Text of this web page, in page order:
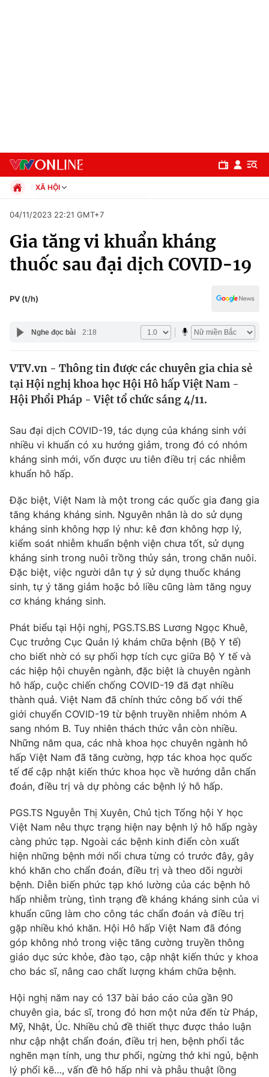
Chuyên mục
Chính trị
Y tế
Tin tức
Thế giới đó đây
Kinh tế
Tài chính
Thị trường
Góc doanh nghiệp
Dữ liệu và đời sống
Truyền hình
Phim VTV
Hậu trường
Nhân vật
Giải sao mai
Giải trí
Điện ảnh
Âm nhạc
Sao
Đời sống
Làm đẹp
Chất lượng cuộc sống
Giáo dục
Tuyển sinh
Học trực tuyến
Công nghệ
Hitech Công nghệ tương lai
Sản phẩm
Thị trường
Tư vấn
Giao lưu trực tuyến
Lịch phát sóng
Chuyên mục khác
Emagazine Podcast
Photo Infographic
Video Shorts video
VTV Money VTV Thể thao
VTV Sức khoẻ Bất động sản
Thị trường 24h Tấm lòng Việt
VTV4 Vươn mình bằng AI
VTV9 VTV8
Liên hệ tòa soạn English
XÃ HỘI
Xã hội
Pháp luật
Kinh tế
Thể thao
Đời sống
Giáo dục
04/11/2023 22:21 GMT+7
Gia tăng vi khuẩn kháng
thuốc sau đại dịch COVID-19
PV (t/h)
Nghe đọc bài 2:18
VTV.vn - Thông tin được các chuyên gia chia sẻ
tại Hội nghị khoa học Hội Hô hấp Việt Nam -
Hội Phổi Pháp - Việt tổ chức sáng 4/11.
Sau đại dịch COVID-19, tác dụng của kháng sinh với
nhiều vi khuẩn có xu hướng giảm, trong đó có nhóm
kháng sinh mới, vốn được ưu tiên điều trị các nhiễm
khuẩn hô hấp.
Đặc biệt, Việt Nam là một trong các quốc gia đang gia
tăng kháng kháng sinh. Nguyên nhân là do sử dụng
kháng sinh không hợp lý như: kê đơn không hợp lý,
kiểm soát nhiễm khuẩn bệnh viện chưa tốt, sử dụng
kháng sinh trong nuôi trồng thủy sản, trong chăn nuôi.
Đặc biệt, việc người dân tự ý sử dụng thuốc kháng
sinh, tự ý tăng giảm hoặc bỏ liều cũng làm tăng nguy
cơ kháng kháng sinh.
Phát biểu tại Hội nghị, PGS.TS.BS Lương Ngọc Khuê,
Cục trưởng Cục Quản lý khám chữa bệnh (Bộ Y tế)
cho biết nhờ có sự phối hợp tích cực giữa Bộ Y tế và
các hiệp hội chuyên ngành, đặc biệt là chuyên ngành
hô hấp, cuộc chiến chống COVID-19 đã đạt nhiều
thành quả. Việt Nam đã chính thức công bố với thế
giới chuyển COVID-19 từ bệnh truyền nhiễm nhóm A
sang nhóm B. Tuy nhiên thách thức vẫn còn nhiều.
Những năm qua, các nhà khoa học chuyên ngành hô
hấp Việt Nam đã tăng cường, hợp tác khoa học quốc
tế để cập nhật kiến thức khoa học về hướng dẫn chẩn
đoán, điều trị và dự phòng các bệnh lý hô hấp.
PGS.TS Nguyễn Thị Xuyên, Chủ tịch Tổng hội Y học
Việt Nam nêu thực trạng hiện nay bệnh lý hô hấp ngày
càng phức tạp. Ngoài các bệnh kinh điển còn xuất
hiện những bệnh mới nổi chưa từng có trước đây, gây
khó khăn cho chẩn đoán, điều trị và theo dõi người
bệnh. Diễn biến phức tạp khó lường của các bệnh hô
hấp nhiễm trùng, tình trạng đề kháng kháng sinh của vi
khuẩn cũng làm cho công tác chẩn đoán và điều trị
gặp nhiều khó khăn. Hội Hô hấp Việt Nam đã đóng
góp không nhỏ trong việc tăng cường truyền thông
giáo dục sức khỏe, đào tạo, cập nhật kiến thức y khoa
cho bác sĩ, nâng cao chất lượng khám chữa bệnh.
Hội nghị năm nay có 137 bài báo cáo của gần 90
chuyên gia, bác sĩ, trong đó hơn một nửa đến từ Pháp,
Mỹ, Nhật, Úc. Nhiều chủ đề thiết thực được thảo luận
như cập nhật chẩn đoán, điều trị hen, bệnh phổi tắc
nghẽn mạn tính, ung thư phổi, ngừng thở khi ngủ, bệnh
lý phổi kẽ…, vấn đề hô hấp nhi và phẫu thuật lồng